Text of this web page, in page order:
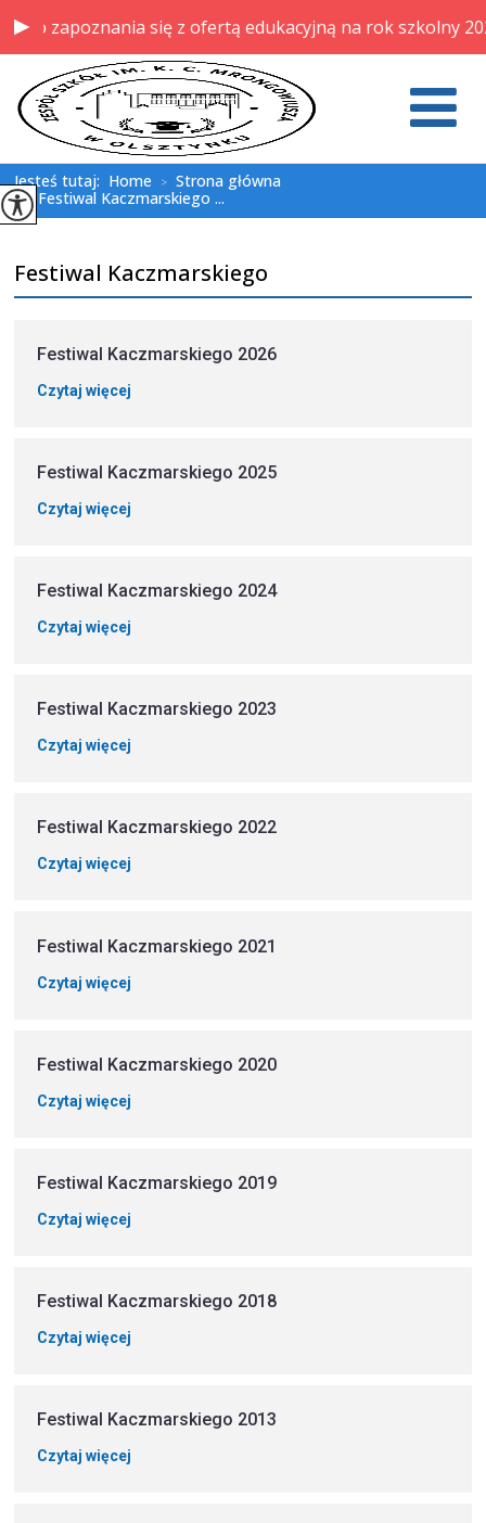
zapoznania się z ofertą edukacyjną na rok szkolny 2026/
Jesteś tutaj: Home > Strona główna
> Festiwal Kaczmarskiego ...
Festiwal Kaczmarskiego
Festiwal Kaczmarskiego 2026
Czytaj więcej
Festiwal Kaczmarskiego 2025
Czytaj więcej
Festiwal Kaczmarskiego 2024
Czytaj więcej
Festiwal Kaczmarskiego 2023
Czytaj więcej
Festiwal Kaczmarskiego 2022
Czytaj więcej
Festiwal Kaczmarskiego 2021
Czytaj więcej
Festiwal Kaczmarskiego 2020
Czytaj więcej
Festiwal Kaczmarskiego 2019
Czytaj więcej
Festiwal Kaczmarskiego 2018
Czytaj więcej
Festiwal Kaczmarskiego 2013
Czytaj więcej